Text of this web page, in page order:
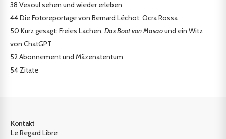
38 Vesoul sehen und wieder erleben
44Die Fotoreportage von Bernard Léchot: Ocra Rossa
50 Kurz gesagt: Freies Lachen, Das Boot von Masaound ein Witz
von ChatGPT
52Abonnement und Mäzenatentum
54Zitate
Kontakt
Le Regard Libre